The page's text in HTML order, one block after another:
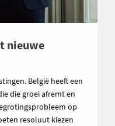
nieuwe
België heeft een
die groei afremt en
op
resoluut kiezen